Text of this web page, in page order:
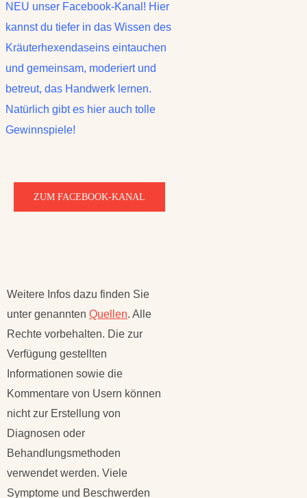
NEU unser Facebook-Kanal! Hier
kannst du tiefer in das Wissen des
Kräuterhexendaseins eintauchen
und gemeinsam, moderiert und
betreut, das Handwerk lernen.
Natürlich gibt es hier auch tolle
Gewinnspiele!
ZUM FACEBOOK-KANAL
Weitere Infos dazu finden Sie
unter genannten Quellen. Alle
Rechte vorbehalten. Die zur
Verfügung gestellten
Informationen sowie die
Kommentare von Usern können
nicht zur Erstellung von
Diagnosen oder
Behandlungsmethoden
verwendet werden. Viele
Symptome und Beschwerden